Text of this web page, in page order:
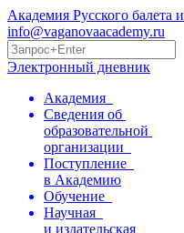
Академия Русского
info@vaganovaacademy.ru
Электронный дневник
Академия
Сведения об
образовательной
организации
Поступление
в Академию
Обучение
Научная
и издательская